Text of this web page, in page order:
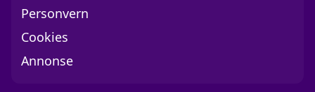
Personvern
Cookies
Annonse